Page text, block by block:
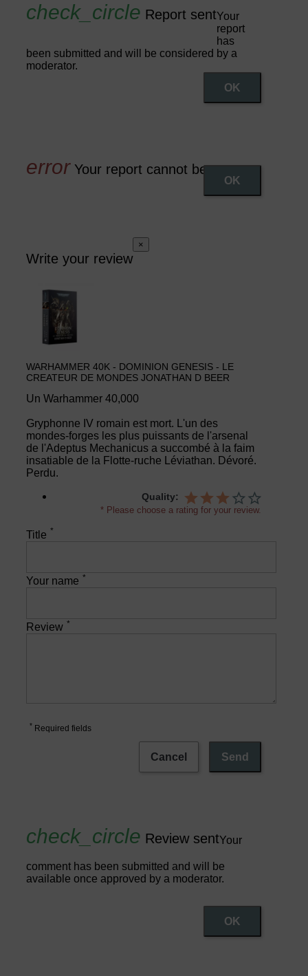
Report sentYour
report
has
been submitted and will be considered by a
moderator.
OK
Your report cannot be sent
OK
Write your review
×
WARHAMMER 40K - DOMINION GENESIS - LE
CREATEUR DE MONDES JONATHAN D BEER
Un Warhammer 40,000
Gryphonne IV romain est mort. L'un des
mondes-forges les plus puissants de l'arsenal
de l'Adeptus Mechanicus a succombé à la faim
insatiable de la Flotte-ruche Léviathan. Dévoré.
Perdu.
Quality:
* Please choose a rating for your review.
Title *
Your name *
Review *
* Required fields
Cancel Send
Review sentYour
comment has been submitted and will be
available once approved by a moderator.
OK